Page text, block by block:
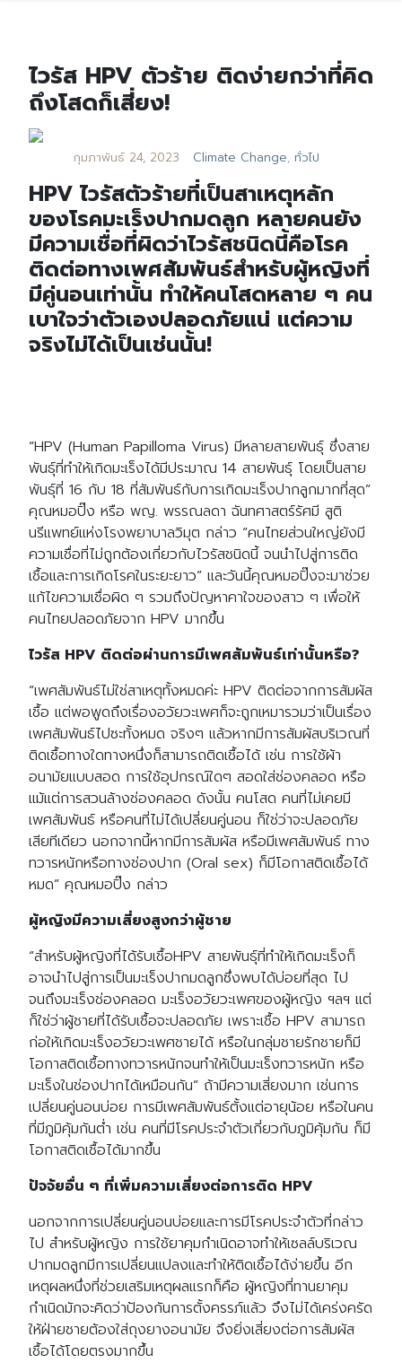
ไวรัส HPV ตัวร้าย ติดง่ายกว่าที่คิด
ถึงโสดก็เสี่ยง!
กุมภาพันธ์ 24, 2023 Climate Change, ทั่วไป
HPV ไวรัสตัวร้ายที่เป็นสาเหตุหลัก
ของโรคมะเร็งปากมดลูก หลายคนยัง
มีความเชื่อที่ผิดว่าไวรัสชนิดนี้คือโรค
ติดต่อทางเพศสัมพันธ์สำหรับผู้หญิงที่
มีคู่นอนเท่านั้น ทำให้คนโสดหลาย ๆ คน
เบาใจว่าตัวเองปลอดภัยแน่ แต่ความ
จริงไม่ได้เป็นเช่นนั้น!
“HPV (Human Papilloma Virus) มีหลายสายพันธุ์ ซึ่งสาย
พันธุ์ที่ทำให้เกิดมะเร็งได้มีประมาณ 14 สายพันธุ์ โดยเป็นสาย
พันธุ์ที่ 16 กับ 18 ที่สัมพันธ์กับการเกิดมะเร็งปากลูกมากที่สุด”
คุณหมอปิ๊ง หรือ พญ. พรรณลดา ฉันทศาสตร์รัศมี สูติ
นรีแพทย์แห่งโรงพยาบาลวิมุต กล่าว “คนไทยส่วนใหญ่ยังมี
ความเชื่อที่ไม่ถูกต้องเกี่ยวกับไวรัสชนิดนี้ จนนำไปสู่การติด
เชื้อและการเกิดโรคในระยะยาว” และวันนี้คุณหมอปิ๊งจะมาช่วย
แก้ไขความเชื่อผิด ๆ รวมถึงปัญหาคาใจของสาว ๆ เพื่อให้
คนไทยปลอดภัยจาก HPV มากขึ้น
ไวรัส HPV ติดต่อผ่านการมีเพศสัมพันธ์เท่านั้นหรือ?
“เพศสัมพันธ์ไม่ใช่สาเหตุทั้งหมดค่ะ HPV ติดต่อจากการสัมผัส
เชื้อ แต่พอพูดถึงเรื่องอวัยวะเพศก็จะถูกเหมารวมว่าเป็นเรื่อง
เพศสัมพันธ์ไปซะทั้งหมด จริงๆ แล้วหากมีการสัมผัสบริเวณที่
ติดเชื้อทางใดทางหนึ่งก็สามารถติดเชื้อได้ เช่น การใช้ผ้า
อนามัยแบบสอด การใช้อุปกรณ์ใดๆ สอดใส่ช่องคลอด หรือ
แม้แต่การสวนล้างช่องคลอด ดังนั้น คนโสด คนที่ไม่เคยมี
เพศสัมพันธ์ หรือคนที่ไม่ได้เปลี่ยนคู่นอน ก็ใช่ว่าจะปลอดภัย
เสียทีเดียว นอกจากนี้หากมีการสัมผัส หรือมีเพศสัมพันธ์ ทาง
ทวารหนักหรือทางช่องปาก (Oral sex) ก็มีโอกาสติดเชื้อได้
หมด” คุณหมอปิ๊ง กล่าว
ผู้หญิงมีความเสี่ยงสูงกว่าผู้ชาย
“สำหรับผู้หญิงที่ได้รับเชื้อHPV สายพันธุ์ที่ทำให้เกิดมะเร็งก็
อาจนำไปสู่การเป็นมะเร็งปากมดลูกซึ่งพบได้บ่อยที่สุด ไป
จนถึงมะเร็งช่องคลอด มะเร็งอวัยวะเพศของผู้หญิง ฯลฯ แต่
ก็ใช่ว่าผู้ชายที่ได้รับเชื้อจะปลอดภัย เพราะเชื้อ HPV สามารถ
ก่อให้เกิดมะเร็งอวัยวะเพศชายได้ หรือในกลุ่มชายรักชายก็มี
โอกาสติดเชื้อทางทวารหนักจนทำให้เป็นมะเร็งทวารหนัก หรือ
มะเร็งในช่องปากได้เหมือนกัน” ถ้ามีความเสี่ยงมาก เช่นการ
เปลี่ยนคู่นอนบ่อย การมีเพศสัมพันธ์ตั้งแต่อายุน้อย หรือในคน
ที่มีภูมิคุ้มกันต่ำ เช่น คนที่มีโรคประจำตัวเกี่ยวกับภูมิคุ้มกัน ก็มี
โอกาสติดเชื้อได้มากขึ้น
ปัจจัยอื่น ๆ ที่เพิ่มความเสี่ยงต่อการติด HPV
นอกจากการเปลี่ยนคู่นอนบ่อยและการมีโรคประจำตัวที่กล่าว
ไป สำหรับผู้หญิง การใช้ยาคุมกำเนิดอาจทำให้เซลล์บริเวณ
ปากมดลูกมีการเปลี่ยนแปลงและทำให้ติดเชื้อได้ง่ายขึ้น อีก
เหตุผลหนึ่งที่ช่วยเสริมเหตุผลแรกก็คือ ผู้หญิงที่ทานยาคุม
กำเนิดมักจะคิดว่าป้องกันการตั้งครรภ์แล้ว จึงไม่ได้เคร่งครัด
ให้ฝ่ายชายต้องใส่ถุงยางอนามัย จึงยิ่งเสี่ยงต่อการสัมผัส
เชื้อได้โดยตรงมากขึ้น